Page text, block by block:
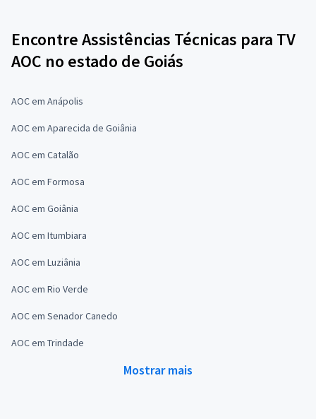
Encontre Assistências Técnicas para TV
AOC no estado de Goiás
AOC em Anápolis
AOC em Aparecida de Goiânia
AOC em Catalão
AOC em Formosa
AOC em Goiânia
AOC em Itumbiara
AOC em Luziânia
AOC em Rio Verde
AOC em Senador Canedo
AOC em Trindade
Mostrar mais